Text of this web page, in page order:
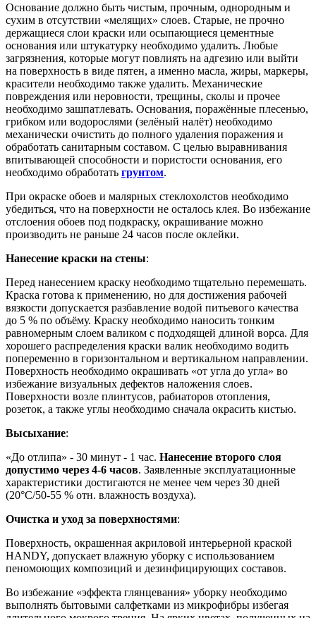
Основание должно быть чистым, прочным, однородным и
сухим в отсутствии «мелящих» слоев. Старые, не прочно
держащиеся слои краски или осыпающиеся цементные
основания или штукатурку необходимо удалить. Любые
загрязнения, которые могут повлиять на адгезию или выйти
на поверхность в виде пятен, а именно масла, жиры, маркеры,
красители необходимо также удалить. Механические
повреждения или неровности, трещины, сколы и прочее
необходимо зашпатлевать. Основания, поражённые плесенью,
грибком или водорослями (зелёный налёт) необходимо
механически очистить до полного удаления поражения и
обработать санитарным составом. С целью выравнивания
впитывающей способности и пористости основания, его
необходимо обработать грунтом.
При окраске обоев и малярных стеклохолстов необходимо
убедиться, что на поверхности не осталось клея. Во избежание
отслоения обоев под подкраску, окрашивание можно
производить не раньше 24 часов после оклейки.
Нанесение краски на стены:
Перед нанесением краску необходимо тщательно перемешать.
Краска готова к применению, но для достижения рабочей
вязкости допускается разбавление водой питьевого качества
до 5 % по объёму. Краску необходимо наносить тонким
равномерным слоем валиком с подходящей длиной ворса. Для
хорошего распределения краски валик необходимо водить
попеременно в горизонтальном и вертикальном направлении.
Поверхность необходимо окрашивать «от угла до угла» во
избежание визуальных дефектов наложения слоев.
Поверхности возле плинтусов, рабиаторов отопления,
розеток, а также углы необходимо сначала окрасить кистью.
Высыхание:
«До отлипа» - 30 минут - 1 час. Нанесение второго слоя
допустимо через 4-6 часов. Заявленные эксплуатационные
характеристики достигаются не менее чем через 30 дней
(20°C/50-55 % отн. влажность воздуха).
Очистка и уход за поверхностями:
Поверхность, окрашенная акриловой интерьерной краской
HANDY, допускает влажную уборку с использованием
пеномоющих композиций и дезинфицирующих составов.
Во избежание «эффекта глянцевания» уборку необходимо
выполнять бытовыми салфетками из микрофибры избегая